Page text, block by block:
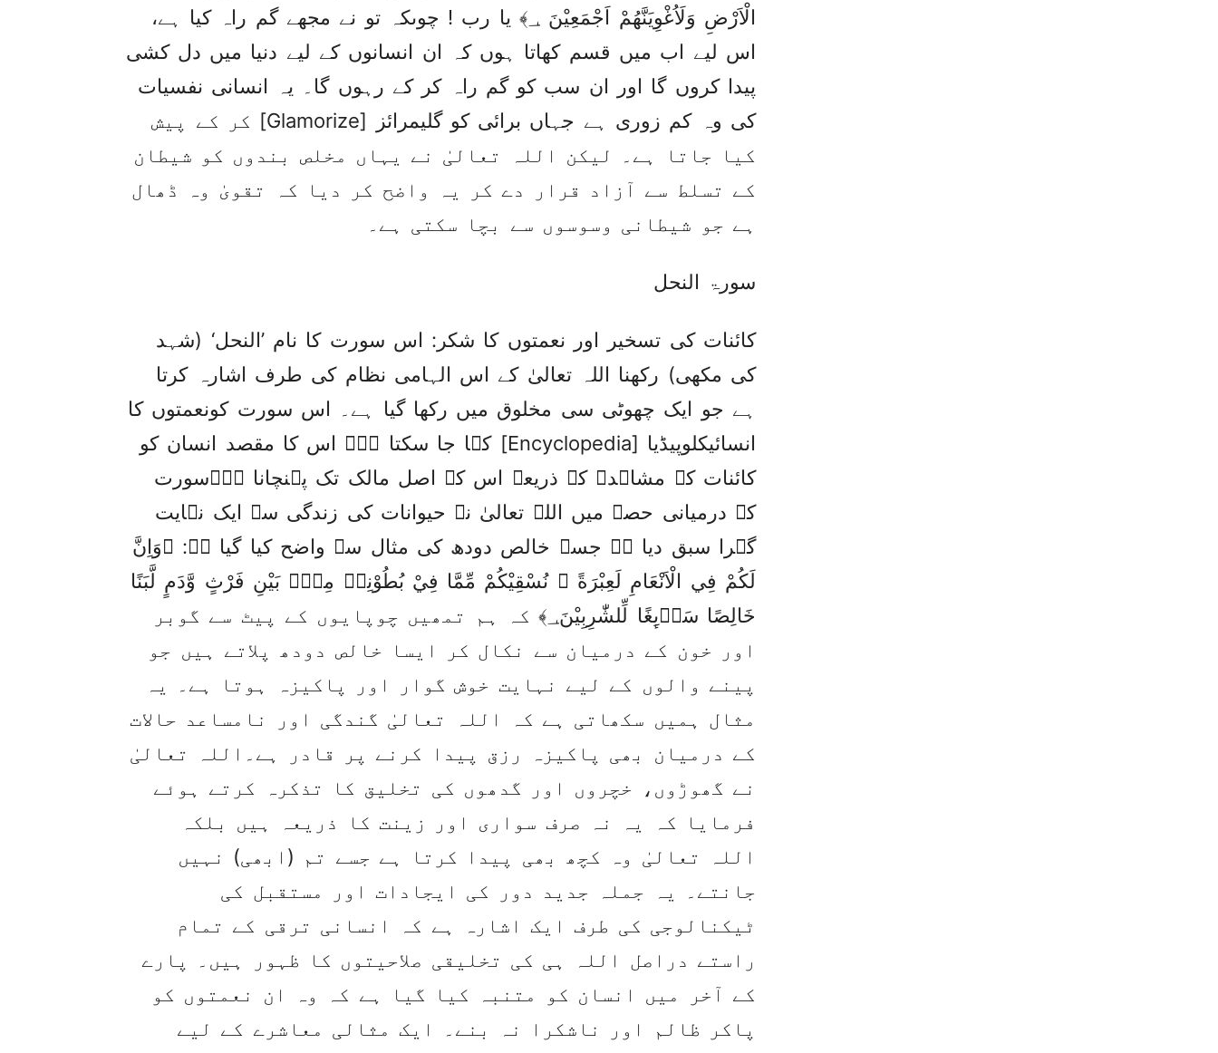
الْاَرْضِ وَلَاُغْوِيَنَّهُمْ اَجْمَعِيْنَ ؀﴾ یا رب ! چوںکہ تو نے مجھے گم راہ کیا ہے،
اس لیے اب میں قسم کھاتا ہوں کہ ان انسانوں کے لیے دنیا میں دل کشی
پیدا کروں گا اور ان سب کو گم راہ کر کے رہوں گا۔ یہ انسانی نفسیات
کی وہ کم زوری ہے جہاں برائی کو گلیمرائز [Glamorize] کر کے پیش
کیا جاتا ہے۔ لیکن اللہ تعالیٰ نے یہاں مخلص بندوں کو شیطان
کے تسلط سے آزاد قرار دے کر یہ واضح کر دیا کہ تقویٰ وہ ڈھال
ہے جو شیطانی وسوسوں سے بچا سکتی ہے۔
سورۃ النحل
کائنات کی تسخیر اور نعمتوں کا شکر: اس سورت کا نام ’النحل‘ (شہد
کی مکھی) رکھنا اللہ تعالیٰ کے اس الہامی نظام کی طرف اشارہ کرتا
ہے جو ایک چھوٹی سی مخلوق میں رکھا گیا ہے۔ اس سورت کونعمتوں کا
انسائیکلوپیڈیا [Encyclopedia] کہا جا سکتا ہے۔ اس کا مقصد انسان کو
کائنات کے مشاہدے کے ذریعے اس کے اصل مالک تک پہنچانا ہے۔سورت
کے درمیانی حصے میں اللہ تعالیٰ نے حیوانات کی زندگی سے ایک نہایت
گہرا سبق دیا ہے جسے خالص دودھ کی مثال سے واضح کیا گیا ہے: ﴿وَاِنَّ
لَكُمْ فِي الْاَنْعَامِ لَعِبْرَةً ۭ نُسْقِيْكُمْ مِّمَّا فِيْ بُطُوْنِهٖ مِنْۢ بَيْنِ فَرْثٍ وَّدَمٍ لَّبَنًا
خَالِصًا سَاۗىِٕغًا لِّلشّٰرِبِيْنَ؀﴾ کہ ہم تمھیں چوپایوں کے پیٹ سے گوبر
اور خون کے درمیان سے نکال کر ایسا خالص دودھ پلاتے ہیں جو
پینے والوں کے لیے نہایت خوش گوار اور پاکیزہ ہوتا ہے۔ یہ
مثال ہمیں سکھاتی ہے کہ اللہ تعالیٰ گندگی اور نامساعد حالات
کے درمیان بھی پاکیزہ رزق پیدا کرنے پر قادر ہے۔اللہ تعالیٰ
نے گھوڑوں، خچروں اور گدھوں کی تخلیق کا تذکرہ کرتے ہوئے
فرمایا کہ یہ نہ صرف سواری اور زینت کا ذریعہ ہیں بلکہ
اللہ تعالیٰ وہ کچھ بھی پیدا کرتا ہے جسے تم (ابھی) نہیں
جانتے۔ یہ جملہ جدید دور کی ایجادات اور مستقبل کی
ٹیکنالوجی کی طرف ایک اشارہ ہے کہ انسانی ترقی کے تمام
راستے دراصل اللہ ہی کی تخلیقی صلاحیتوں کا ظہور ہیں۔ پارے
کے آخر میں انسان کو متنبہ کیا گیا ہے کہ وہ ان نعمتوں کو
پاکر ظالم اور ناشکرا نہ بنے۔ ایک مثالی معاشرے کے لیے